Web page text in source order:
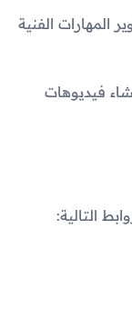
المهارات الفنية
فيديوهات
التالية: